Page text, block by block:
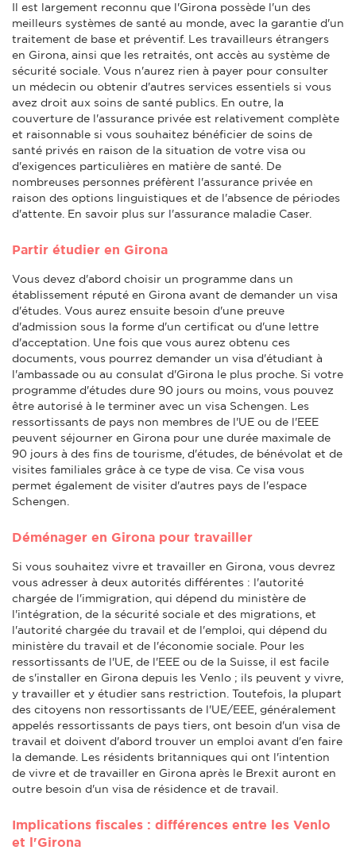
Il est largement reconnu que l'Girona possède l'un des
meilleurs systèmes de santé au monde, avec la garantie d'un
traitement de base et préventif. Les travailleurs étrangers
en Girona, ainsi que les retraités, ont accès au système de
sécurité sociale. Vous n'aurez rien à payer pour consulter
un médecin ou obtenir d'autres services essentiels si vous
avez droit aux soins de santé publics. En outre, la
couverture de l'assurance privée est relativement complète
et raisonnable si vous souhaitez bénéficier de soins de
santé privés en raison de la situation de votre visa ou
d'exigences particulières en matière de santé. De
nombreuses personnes préfèrent l'assurance privée en
raison des options linguistiques et de l'absence de périodes
d'attente. En savoir plus sur l'assurance maladie Caser.
Partir étudier en Girona
Vous devez d'abord choisir un programme dans un
établissement réputé en Girona avant de demander un visa
d'études. Vous aurez ensuite besoin d'une preuve
d'admission sous la forme d'un certificat ou d'une lettre
d'acceptation. Une fois que vous aurez obtenu ces
documents, vous pourrez demander un visa d'étudiant à
l'ambassade ou au consulat d'Girona le plus proche. Si votre
programme d'études dure 90 jours ou moins, vous pouvez
être autorisé à le terminer avec un visa Schengen. Les
ressortissants de pays non membres de l'UE ou de l'EEE
peuvent séjourner en Girona pour une durée maximale de
90 jours à des fins de tourisme, d'études, de bénévolat et de
visites familiales grâce à ce type de visa. Ce visa vous
permet également de visiter d'autres pays de l'espace
Schengen.
Déménager en Girona pour travailler
Si vous souhaitez vivre et travailler en Girona, vous devrez
vous adresser à deux autorités différentes : l'autorité
chargée de l'immigration, qui dépend du ministère de
l'intégration, de la sécurité sociale et des migrations, et
l'autorité chargée du travail et de l'emploi, qui dépend du
ministère du travail et de l'économie sociale. Pour les
ressortissants de l'UE, de l'EEE ou de la Suisse, il est facile
de s'installer en Girona depuis les Venlo ; ils peuvent y vivre,
y travailler et y étudier sans restriction. Toutefois, la plupart
des citoyens non ressortissants de l'UE/EEE, généralement
appelés ressortissants de pays tiers, ont besoin d'un visa de
travail et doivent d'abord trouver un emploi avant d'en faire
la demande. Les résidents britanniques qui ont l'intention
de vivre et de travailler en Girona après le Brexit auront en
outre besoin d'un visa de résidence et de travail.
Implications fiscales : différences entre les Venlo
et l'Girona